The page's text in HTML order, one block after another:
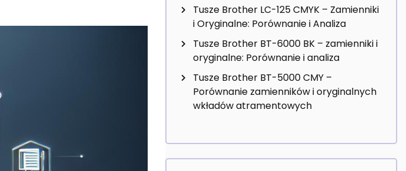
Tusze Brother LC-125 CMYK – Zamienniki
i Oryginalne: Porównanie i Analiza
Tusze Brother BT-6000 BK – zamienniki i
oryginalne: Porównanie i analiza
Tusze Brother BT-5000 CMY –
Porównanie zamienników i oryginalnych
wkładów atramentowych